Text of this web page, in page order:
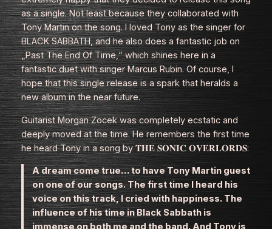
as a single. Not least because they collaborated with
Tony Martin on the song. I loved Tony as the singer for
BLACK SABBATH, and he also does a fantastic job on
„Past The End Of Time,“ which shines here in a
fantastic duet with singer Marcus Rubin. Of course, I
hope that this single release is a spark that heralds a
new album in the near future.
Guitarist Morgan Zocek was completely ecstatic and
deeply moved at the time. He remembers the first time
he heard Tony in a song by 𝐓𝐇𝐄 𝐒𝐎𝐍𝐈𝐂 𝐎𝐕𝐄𝐑𝐋𝐎𝐑𝐃𝐒:
A dream come true… to have Tony Martin guest
on one of our songs. The first time I heard his
voice on this track, I cried with happiness. The
influence of his time in Black Sabbath is
immense on both me and the band. And Tony is